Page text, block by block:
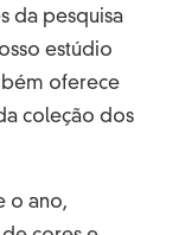
da pesquisa
estúdio
oferece
coleção dos
o ano,